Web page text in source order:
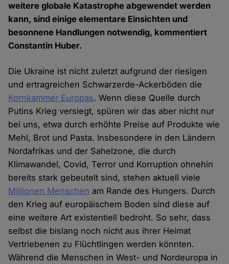
weitere globale Katastrophe abgewendet werden
kann, sind einige elementare Einsichten und
besonnene Handlungen notwendig, kommentiert
Constantin Huber.
Die Ukraine ist nicht zuletzt aufgrund der riesigen
und ertragreichen Schwarzerde-Ackerböden die
Kornkammer Europas. Wenn diese Quelle durch
Putins Krieg versiegt, spüren wir das aber nicht nur
bei uns, etwa durch erhöhte Preise auf Produkte wie
Mehl, Brot und Pasta. Insbesondere in den Ländern
Nordafrikas und der Sahelzone, die durch
Klimawandel, Covid, Terror und Korruption ohnehin
bereits stark gebeutelt sind, stehen aktuell viele
Millionen Menschen am Rande des Hungers. Durch
den Krieg auf europäischem Boden sind diese auf
eine weitere Art existentiell bedroht. So sehr, dass
selbst die bislang noch nicht aus ihrer Heimat
Vertriebenen zu Flüchtlingen werden könnten.
Während die Menschen in West- und Nordeuropa in